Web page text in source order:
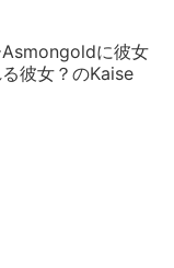
に彼女
彼女？のKaise